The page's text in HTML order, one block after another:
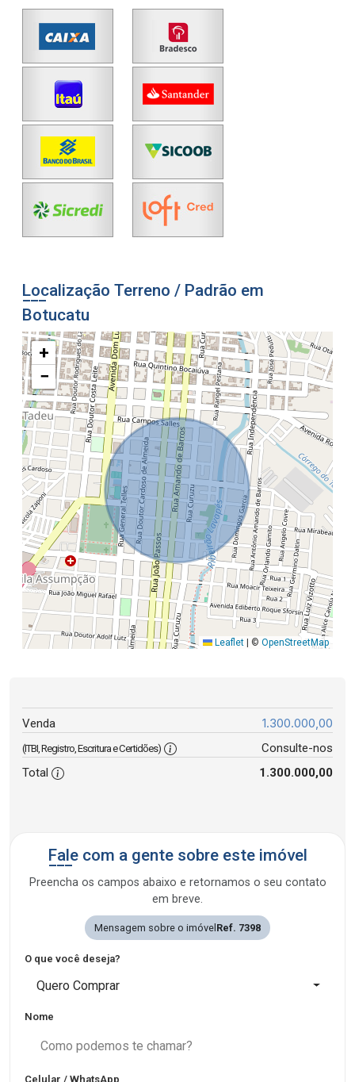
Localização Terreno / Padrão em
Botucatu
+
−
Leaflet | © OpenStreetMap
Venda 1.300.000,00
(ITBI, Registro, Escritura e Certidões)
Consulte-nos
Total
1.300.000,00
Fale com a gente sobre este imóvel
Preencha os campos abaixo e retornamos o seu contato
em breve.
Mensagem sobre o imóvelRef. 7398
O que você deseja?
Quero Comprar
Nome
Celular / WhatsApp